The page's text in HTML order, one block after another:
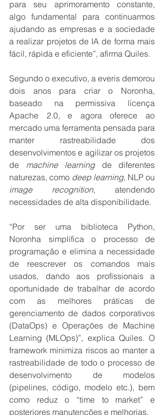
para seu aprimoramento constante,
algo fundamental para continuarmos
ajudando as empresas e a sociedade
a realizar projetos de IA de forma mais
fácil, rápida e eficiente”, afirma Quiles.
Segundo o executivo, a everis demorou
dois anos para criar o Noronha,
baseado na permissiva licença
Apache 2.0, e agora oferece ao
mercado uma ferramenta pensada para
manter rastreabilidade dos
desenvolvimentos e agilizar os projetos
de machine learning de diferentes
naturezas, como deep learning
image recognition, atendendo
necessidades de alta disponibilidade.
“Por ser uma biblioteca Python,
Noronha simplifica o processo de
programação e elimina a necessidade
de reescrever os comandos mais
usados, dando aos profissionais a
oportunidade de trabalhar de acordo
com as melhores práticas de
gerenciamento de dados corporativos
(DataOps) e Operações de Machine
Learning (MLOps)”, explica Quiles. O
framework minimiza riscos ao manter a
rastreabilidade de todo o processo de
desenvolvimento de modelos
(pipelines, código, modelo etc.), bem
como reduz o “time to market” e
posteriores manutenções e melhorias.